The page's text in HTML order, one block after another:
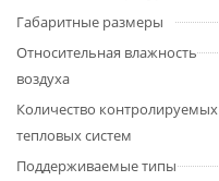
Габаритные размеры
Относительная влажность
воздуха
Количество контролируемых
тепловых систем
Поддерживаемые типы